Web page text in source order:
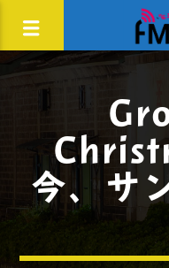
今、サ